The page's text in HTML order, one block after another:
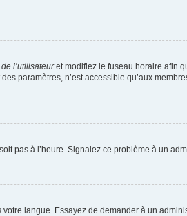
l’utilisateuret modifiez le fuseau horaire afin
paramètres, n’est accessible qu’aux
pas à l’heure. Signalez ce problème à un
langue. Essayez de demander à un